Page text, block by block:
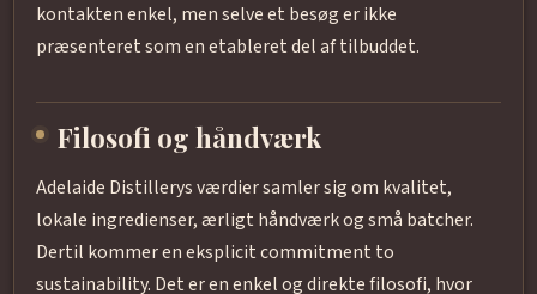
kontakten enkel, men selve et besøg er ikke
præsenteret som en etableret del af tilbuddet.
Filosofi og håndværk
Adelaide Distillerys værdier samler sig om kvalitet,
lokale ingredienser, ærligt håndværk og små batcher.
Dertil kommer en eksplicit commitment to
sustainability. Det er en enkel og direkte filosofi, hvor